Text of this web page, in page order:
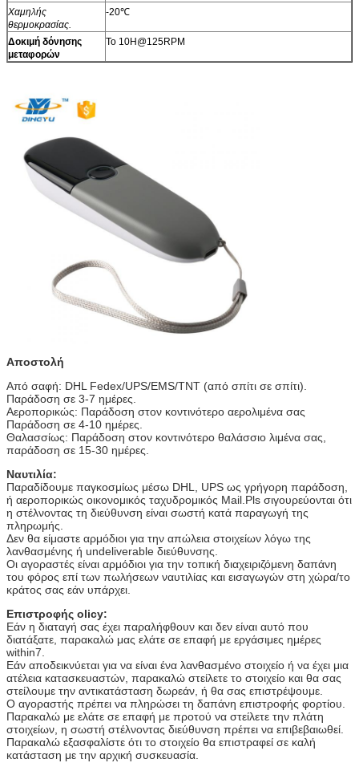
Χαμηλής
θερμοκρασίας.
-20℃
Δοκιμή δόνησης
μεταφορών
Το 10H@125RPM
Αποστολή
Από σαφή: DHL Fedex/UPS/EMS/TNT (από σπίτι σε σπίτι).
Παράδοση σε 3-7 ημέρες.
Αεροπορικώς: Παράδοση στον κοντινότερο αερολιμένα σας
Παράδοση σε 4-10 ημέρες.
Θαλασσίως: Παράδοση στον κοντινότερο θαλάσσιο λιμένα σας,
παράδοση σε 15-30 ημέρες.
Ναυτιλία:
Παραδίδουμε παγκοσμίως μέσω DHL, UPS ως γρήγορη παράδοση,
ή αεροπορικώς οικονομικός ταχυδρομικός Mail.Pls σιγουρεύονται ότι
η στέλνοντας τη διεύθυνση είναι σωστή κατά παραγωγή της
πληρωμής.
Δεν θα είμαστε αρμόδιοι για την απώλεια στοιχείων λόγω της
λανθασμένης ή undeliverable διεύθυνσης.
Οι αγοραστές είναι αρμόδιοι για την τοπική διαχειριζόμενη δαπάνη
του φόρος επί των πωλήσεων ναυτιλίας και εισαγωγών στη χώρα/το
κράτος σας εάν υπάρχει.
Επιστροφής olicy:
Εάν η διαταγή σας έχει παραλήφθουν και δεν είναι αυτό που
διατάξατε, παρακαλώ μας ελάτε σε επαφή με εργάσιμες ημέρες
within7.
Εάν αποδεικνύεται για να είναι ένα λανθασμένο στοιχείο ή να έχει μια
ατέλεια κατασκευαστών, παρακαλώ στείλετε το στοιχείο και θα σας
στείλουμε την αντικατάσταση δωρεάν, ή θα σας επιστρέψουμε.
Ο αγοραστής πρέπει να πληρώσει τη δαπάνη επιστροφής φορτίου.
Παρακαλώ με ελάτε σε επαφή με προτού να στείλετε την πλάτη
στοιχείων, η σωστή στέλνοντας διεύθυνση πρέπει να επιβεβαιωθεί.
Παρακαλώ εξασφαλίστε ότι το στοιχείο θα επιστραφεί σε καλή
κατάσταση με την αρχική συσκευασία.